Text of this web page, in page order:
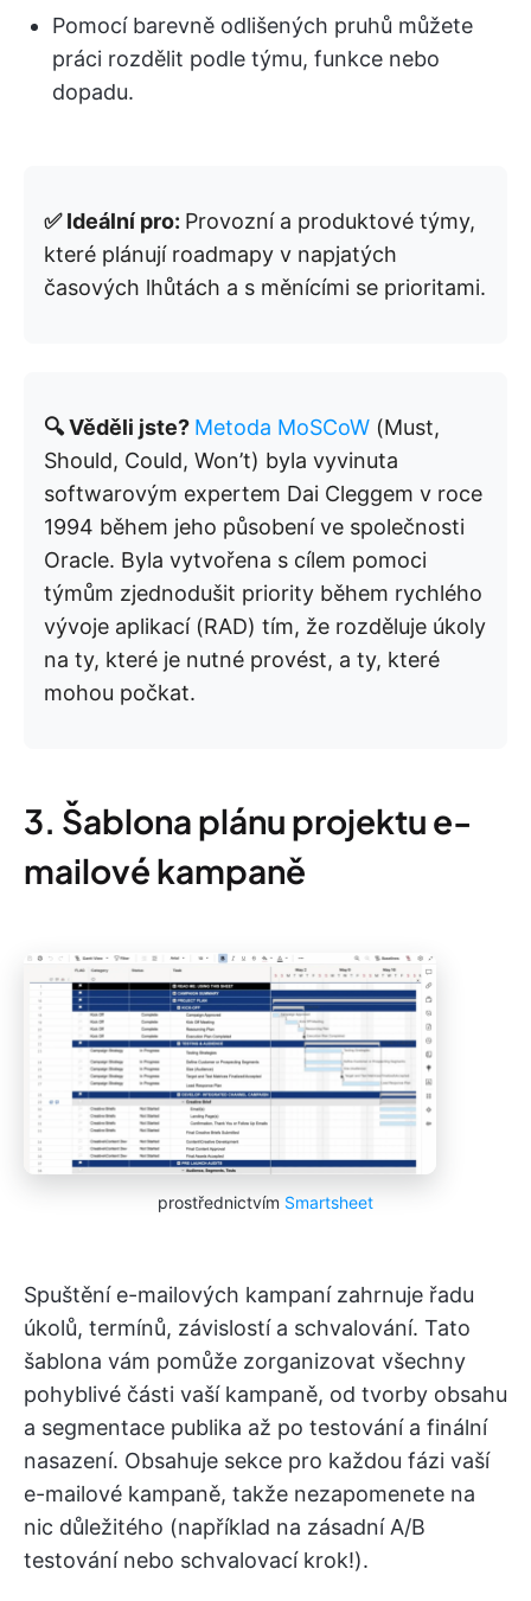
Pomocí barevně odlišených pruhů můžete
práci rozdělit podle týmu, funkce nebo
dopadu.
✅ Ideální pro: Provozní a produktové týmy,
které plánují roadmapy v napjatých
časových lhůtách a s měnícími se prioritami.
🔍 Věděli jste? Metoda MoSCoW (Must,
Should, Could, Won’t) byla vyvinuta
softwarovým expertem Dai Cleggem v roce
1994 během jeho působení ve společnosti
Oracle. Byla vytvořena s cílem pomoci
týmům zjednodušit priority během rychlého
vývoje aplikací (RAD) tím, že rozděluje úkoly
na ty, které je nutné provést, a ty, které
mohou počkat.
3. Šablona plánu projektu e-
mailové kampaně
prostřednictvím Smartsheet
Spuštění e-mailových kampaní zahrnuje řadu
úkolů, termínů, závislostí a schvalování. Tato
šablona vám pomůže zorganizovat všechny
pohyblivé části vaší kampaně, od tvorby obsahu
a segmentace publika až po testování a finální
nasazení. Obsahuje sekce pro každou fázi vaší
e-mailové kampaně, takže nezapomenete na
nic důležitého (například na zásadní A/B
testování nebo schvalovací krok!).